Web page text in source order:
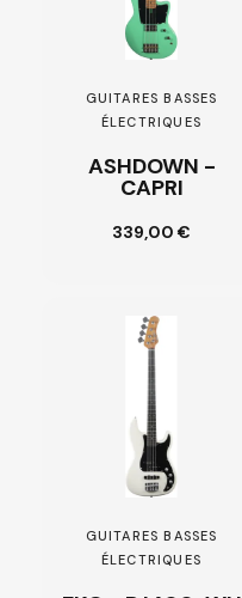
GUITARES BASSES
ÉLECTRIQUES
ASHDOWN -
CAPRI
339,00 €
Customize
GUITARES BASSES
ÉLECTRIQUES